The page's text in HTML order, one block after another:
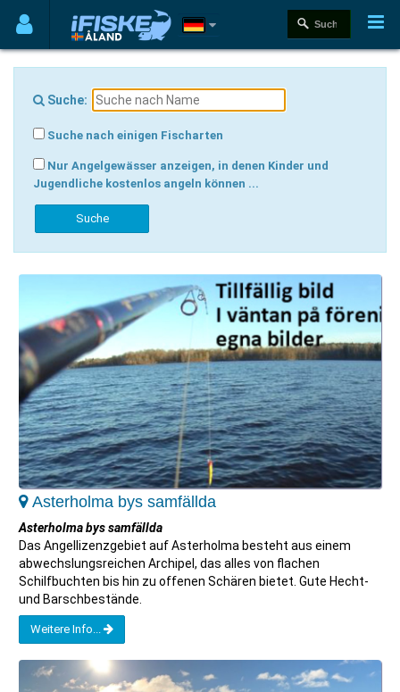
Suche:
Suche nach einigen Fischarten
Nur Angelgewässer anzeigen, in denen Kinder und
Jugendliche kostenlos angeln können ...
Asterholma bys samfällda
Asterholma bys samfällda
Das Angellizenzgebiet auf Asterholma besteht aus einem
abwechslungsreichen Archipel, das alles von flachen
Schilfbuchten bis hin zu offenen Schären bietet. Gute Hecht-
und Barschbestände.
Weitere Info...